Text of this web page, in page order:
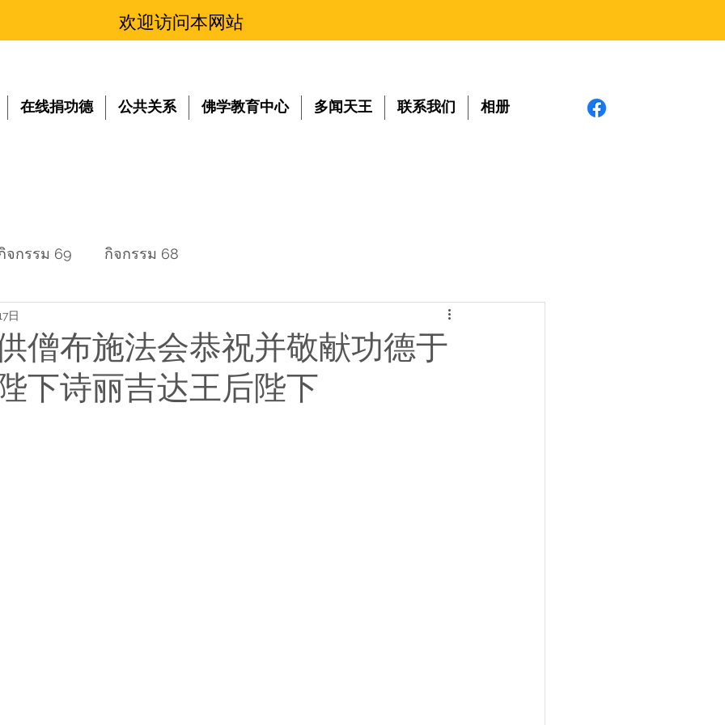
欢迎访问本网站
在线捐功德 公共关系 佛学教育中心 多闻天王 联系我们 相册
จกรรม 69 กิจกรรม 68
僧布施法会恭祝并敬献功德于
下诗丽吉达王后陛下
日